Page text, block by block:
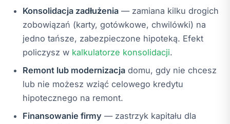
Konsolidacja zadłużenia — zamiana kilku drogich
zobowiązań (karty, gotówkowe, chwilówki) na
jedno tańsze, zabezpieczone hipoteką. Efekt
policzysz w kalkulatorze konsolidacji.
Remont lub modernizacja domu, gdy nie chcesz
lub nie możesz wziąć celowego kredytu
hipotecznego na remont.
Finansowanie firmy — zastrzyk kapitału dla